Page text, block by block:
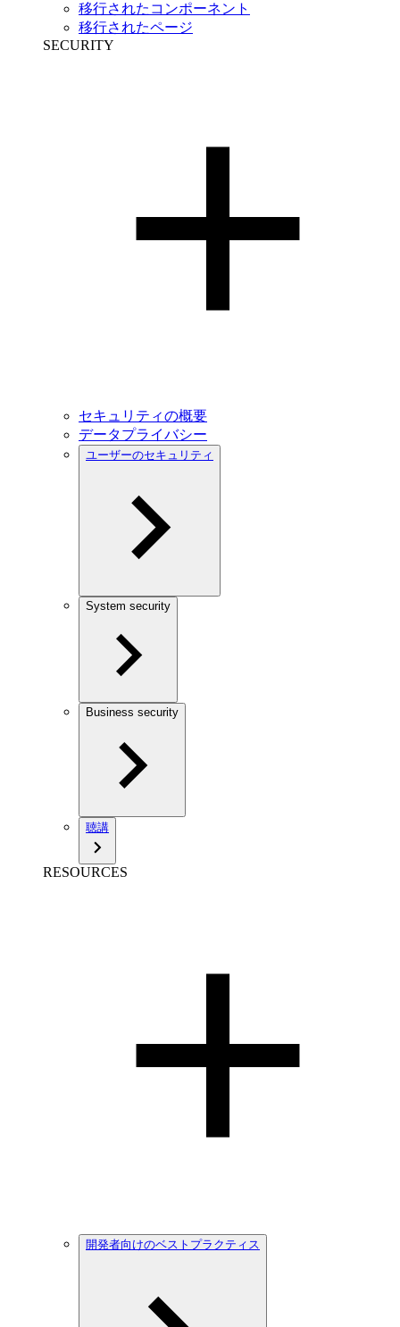
移行されたコンポーネント
移行されたページ
SECURITY
セキュリティの概要
データプライバシー
ユーザーのセキュリティ
System security
Business security
聴講
RESOURCES
開発者向けのベストプラクティス